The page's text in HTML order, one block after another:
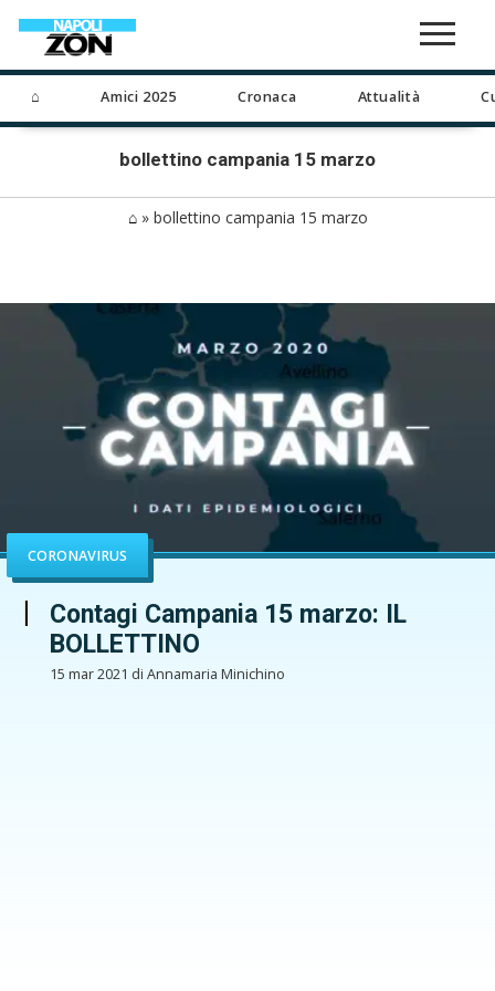
⌂ Amici 2025 Cronaca Attualità
bollettino campania 15 marzo
⌂» bollettino campania 15 marzo
CORONAVIRUS
Contagi Campania 15 marzo: IL
BOLLETTINO
15 mar 2021 di Annamaria Minichino